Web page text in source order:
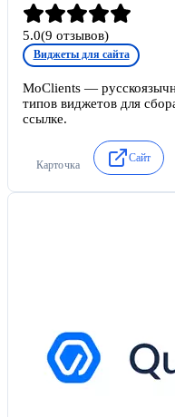
5.0(9 отзывов)
Виджеты для сайта
MoClients —
типов виджетов для
ссылке.
Карточка
Сайт